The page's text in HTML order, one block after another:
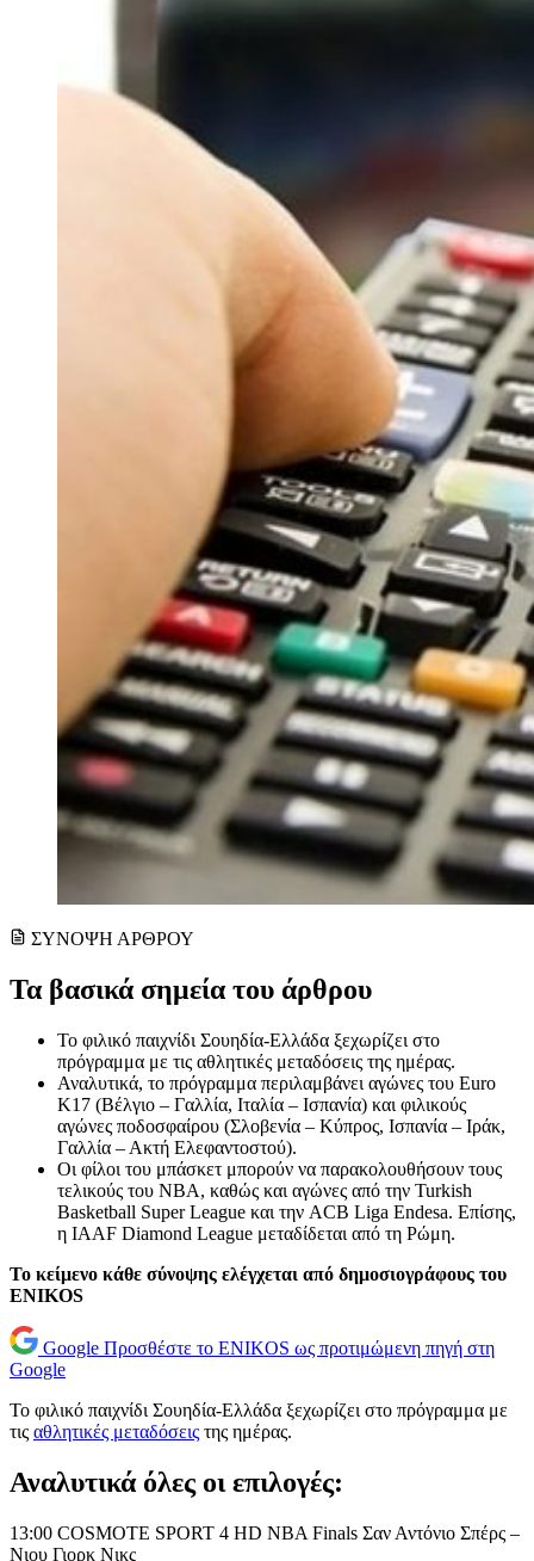
ΣΥΝΟΨΗ ΑΡΘΡΟΥ
Τα βασικά σημεία του άρθρου
Το φιλικό παιχνίδι Σουηδία-Ελλάδα ξεχωρίζει στο
πρόγραμμα με τις αθλητικές μεταδόσεις της ημέρας.
Αναλυτικά, το πρόγραμμα περιλαμβάνει αγώνες του Euro
Κ17 (Βέλγιο – Γαλλία, Ιταλία – Ισπανία) και φιλικούς
αγώνες ποδοσφαίρου (Σλοβενία – Κύπρος, Ισπανία – Ιράκ,
Γαλλία – Ακτή Ελεφαντοστού).
Οι φίλοι του μπάσκετ μπορούν να παρακολουθήσουν τους
τελικούς του NBA, καθώς και αγώνες από την Turkish
Basketball Super League και την ACB Liga Endesa. Επίσης,
η IAAF Diamond League μεταδίδεται από τη Ρώμη.
Το κείμενο κάθε σύνοψης ελέγχεται από δημοσιογράφους του
ENIKOS
Google Προσθέστε το ENIKOS ως προτιμώμενη πηγή στη
Google
Το φιλικό παιχνίδι Σουηδία-Ελλάδα ξεχωρίζει στο πρόγραμμα με
τις αθλητικές μεταδόσεις της ημέρας.
Αναλυτικά όλες οι επιλογές:
13:00 COSMOTE SPORT 4 HD NBA Finals Σαν Αντόνιο Σπέρς –
Νιου Γιορκ Νικς